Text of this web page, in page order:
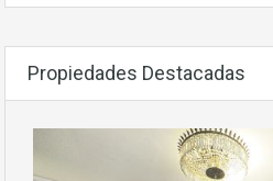
Propiedades Destacadas